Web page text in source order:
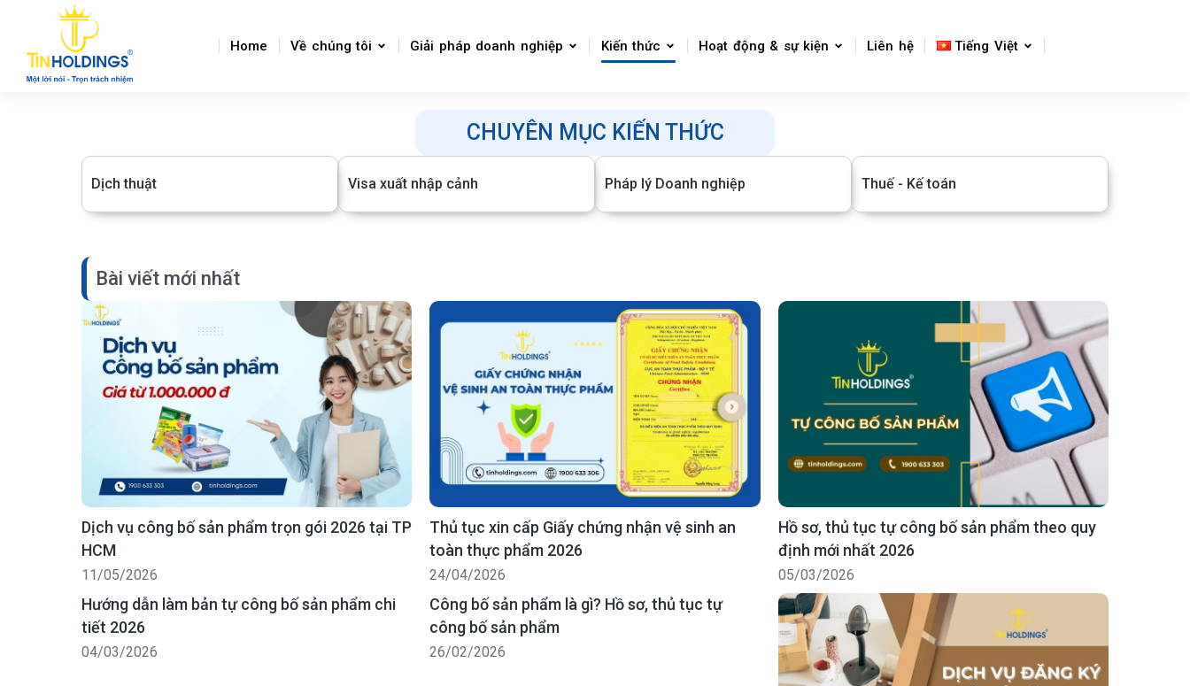
Home Về chúng tôi Giải pháp doanh nghiệp Kiến thức Hoạt động & sự kiện Liên hệ Tiếng Việt
CHUYÊN MỤC KIẾN THỨC
Dịch thuật Visa xuất nhập cảnh Pháp lý Doanh nghiệp Thuế - Kế toán
Bài viết mới nhất
Dịch vụ công bố sản phẩm trọn gói 2026 tại TP
HCM
11/05/2026
Thủ tục xin cấp Giấy chứng nhận vệ sinh an
toàn thực phẩm 2026
24/04/2026
Hồ sơ, thủ tục tự công bố sản phẩm theo quy
định mới nhất 2026
05/03/2026
Hướng dẫn làm bản tự công bố sản phẩm chi
tiết 2026
04/03/2026
Công bố sản phẩm là gì? Hồ sơ, thủ tục tự
công bố sản phẩm
26/02/2026